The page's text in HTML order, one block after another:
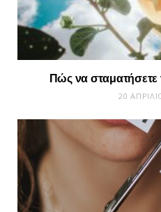
Πώς να σταματήσετε
20